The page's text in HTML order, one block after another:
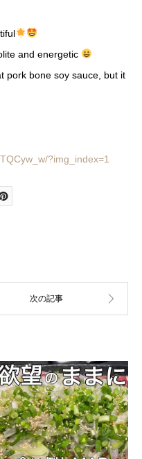
and energetic
pork bone soy sauce, but it
?img_index=1